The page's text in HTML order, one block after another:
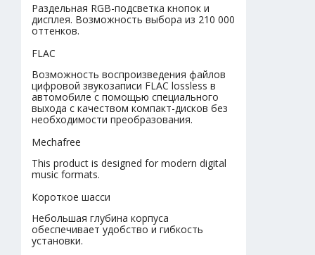
Раздельная RGB-подсветка кнопок и
дисплея. Возможность выбора из 210 000
оттенков.
FLAC
Возможность воспроизведения файлов
цифровой звукозаписи FLAC lossless в
автомобиле с помощью специального
выхода с качеством компакт-дисков без
необходимости преобразования.
Mechafree
This product is designed for modern digital
music formats.
Короткое шасси
Небольшая глубина корпуса
обеспечивает удобство и гибкость
установки.